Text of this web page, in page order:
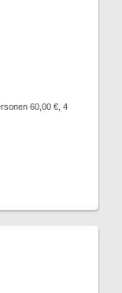
60,00 €, 4